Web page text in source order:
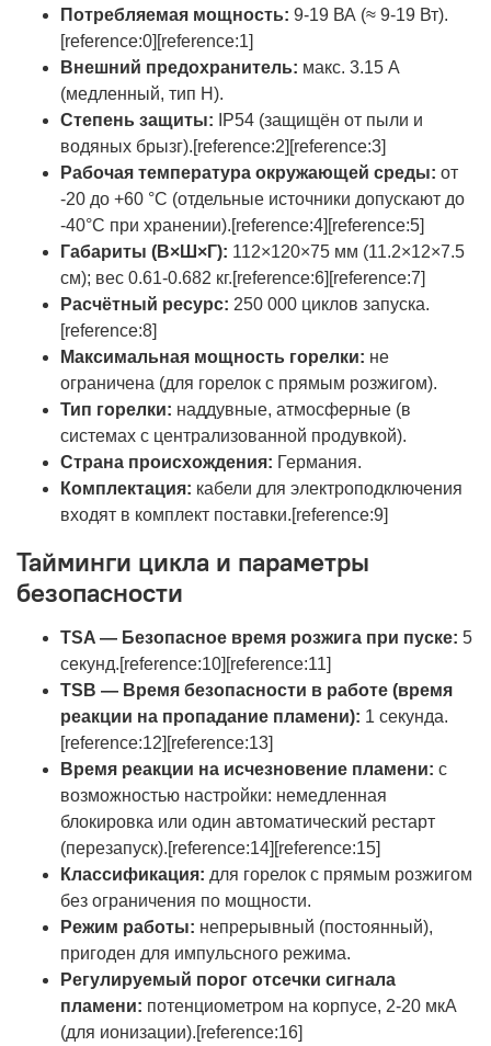
Потребляемая мощность: 9-19 ВА (≈ 9-19 Вт).
[reference:0][reference:1]
Внешний предохранитель: макс. 3.15 А
(медленный, тип H).
Степень защиты: IP54 (защищён от пыли и
водяных брызг).[reference:2][reference:3]
Рабочая температура окружающей среды: от
-20 до +60 °C (отдельные источники допускают до
-40°C при хранении).[reference:4][reference:5]
Габариты (В×Ш×Г): 112×120×75 мм (11.2×12×7.5
см); вес 0.61-0.682 кг.[reference:6][reference:7]
Расчётный ресурс: 250 000 циклов запуска.
[reference:8]
Максимальная мощность горелки: не
ограничена (для горелок с прямым розжигом).
Тип горелки: наддувные, атмосферные (в
системах с централизованной продувкой).
Страна происхождения: Германия.
Комплектация: кабели для электроподключения
входят в комплект поставки.[reference:9]
Тайминги цикла и параметры
безопасности
TSA — Безопасное время розжига при пуске: 5
секунд.[reference:10][reference:11]
TSB — Время безопасности в работе (время
реакции на пропадание пламени): 1 секунда.
[reference:12][reference:13]
Время реакции на исчезновение пламени: с
возможностью настройки: немедленная
блокировка или один автоматический рестарт
(перезапуск).[reference:14][reference:15]
Классификация: для горелок с прямым розжигом
без ограничения по мощности.
Режим работы: непрерывный (постоянный),
пригоден для импульсного режима.
Регулируемый порог отсечки сигнала
пламени: потенциометром на корпусе, 2-20 мкА
(для ионизации).[reference:16]